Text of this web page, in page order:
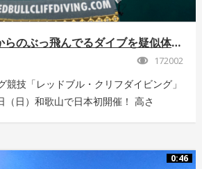
高さ28mからのぶっ飛んでるダイブを疑似体験！
172002
競技「レッドブル・クリフダイビング」
日）和歌山で日本初開催！ 高さ
cliff-diving
0:46